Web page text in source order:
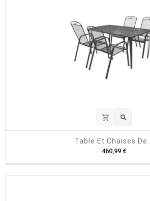
shopping_cart 
Table Et Chaises De...
460,99 €P
x